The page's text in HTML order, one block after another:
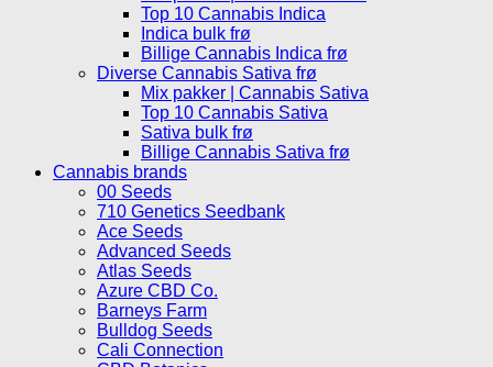
Top 10 Cannabis Indica
Indica bulk frø
Billige Cannabis Indica frø
Diverse Cannabis Sativa frø
Mix pakker | Cannabis Sativa
Top 10 Cannabis Sativa
Sativa bulk frø
Billige Cannabis Sativa frø
Cannabis brands
00 Seeds
710 Genetics Seedbank
Ace Seeds
Advanced Seeds
Atlas Seeds
Azure CBD Co.
Barneys Farm
Bulldog Seeds
Cali Connection